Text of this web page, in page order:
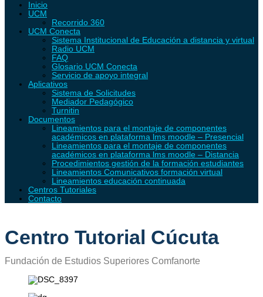
Inicio
UCM
Recorrido 360
UCM Conecta
Sistema Institucional de Educación a distancia y virtual
Radio UCM
FAQ
Glosario UCM Conecta
Servicio de apoyo integral
Aplicativos
Sistema de Solicitudes
Mediador Pedagógico
Turnitin
Documentos
Lineamientos para el montaje de componentes
académicos en plataforma lms moodle – Presencial
Lineamientos para el montaje de componentes
académicos en plataforma lms moodle – Distancia
Procedimientos gestión de la formación estudiantes
Lineamientos Comunicativos formación virtual
Lineamientos educación continuada
Centros Tutoriales
Contacto
Centro Tutorial Cúcuta
Fundación de Estudios Superiores Comfanorte